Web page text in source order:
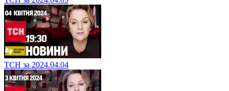
ТСН за 2024.04.04